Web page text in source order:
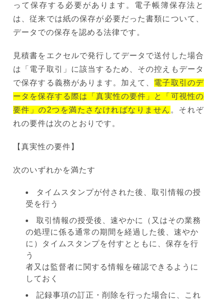
って保存する必要があります。電子帳簿保存法と
は、従来では紙の保存が必要だった書類について、
データでの保存を認める法律です。
見積書をエクセルで発行してデータで送付した場合
は「電子取引」に該当するため、その控えもデータ
で保存する義務があります。加えて、 電子取引のデ
ータを保存する際は「真実性の要件」と「可視性の
要件」の2つを満たさなければなりません 。それぞ
れの要件は次のとおりです。
【真実性の要件】
次のいずれかを満たす
タイムスタンプが付された後、取引情報の授
受を行う
取引情報の授受後、速やかに（又はその業務
の処理に係る通常の期間を経過した後、速やか
に）タイムスタンプを付すとともに、保存を行
う
者又は監督者に関する情報を確認できるように
しておく
記録事項の訂正・削除を行った場合に、これ